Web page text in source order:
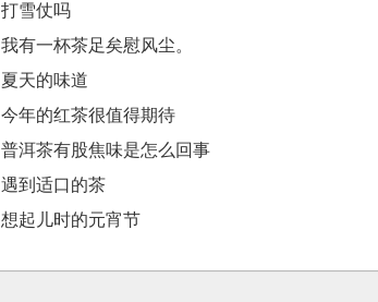
打雪仗吗
我有一杯茶足矣慰风尘。
夏天的味道
今年的红茶很值得期待
普洱茶有股焦味是怎么回事
遇到适口的茶
想起儿时的元宵节